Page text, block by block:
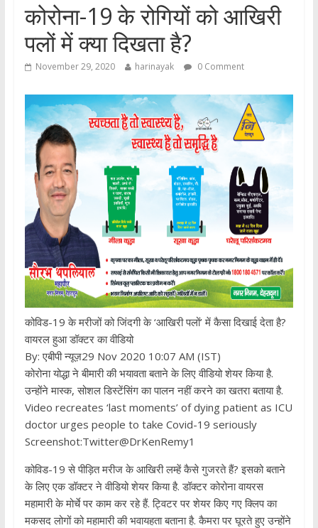
कोरोना-19 के रोगियों को आखिरी
पलों में क्या दिखता है?
November 29, 2020 harinayak 0 Comment
कोविड-19 के मरीजों को जिंदगी के ‘आखिरी पलों’ में कैसा दिखाई देता है?
वायरल हुआ डॉक्टर का वीडियो
By: एबीपी न्यूज़29 Nov 2020 10:07 AM (IST)
कोरोना योद्धा ने बीमारी की भयावता बताने के लिए वीडियो शेयर किया है.
उन्होंने मास्क, सोशल डिस्टेंसिंग का पालन नहीं करने का खतरा बताया है.
Video recreates ‘last moments’ of dying patient as ICU
doctor urges people to take Covid-19 seriously
Screenshot:Twitter@DrKenRemy1
कोविड-19 से पीड़ित मरीज के आखिरी लम्हें कैसे गुजरते हैं? इसको बताने
के लिए एक डॉक्टर ने वीडियो शेयर किया है. डॉक्टर कोरोना वायरस
महामारी के मोर्चे पर काम कर रहे हैं. ट्विटर पर शेयर किए गए क्लिप का
मकसद लोगों को महामारी की भवायहता बताना है. कैमरा पर घूरते हुए उन्होंने